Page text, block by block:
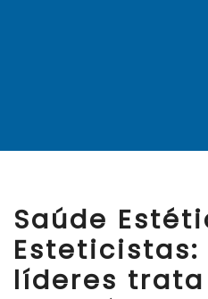
Saúde
líderes trata